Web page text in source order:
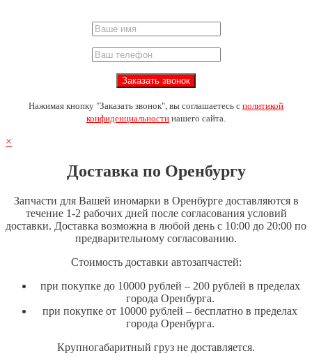
Нажимая кнопку "Заказать звонок", вы соглашаетесь с политикой
конфиденциальности нашего сайта.
×
Доставка по Оренбургу
Запчасти для Вашей иномарки в Оренбурге доставляются в
течение 1-2 рабочих дней после согласования условий
доставки. Доставка возможна в любой день с 10:00 до 20:00 по
предварительному согласованию.
Стоимость доставки автозапчастей:
при покупке до 10000 рублей – 200 рублей в пределах
города Оренбурга.
при покупке от 10000 рублей – бесплатно в пределах
города Оренбурга.
Крупногабаритный груз не доставляется.